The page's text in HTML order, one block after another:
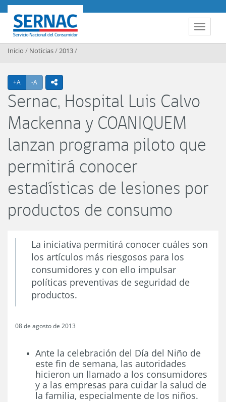
Contenido principal
Toggle
SERNAC
Inicio / Noticias/2013/
+A Agrandar texto
-A Achicar textoicono compartir
Sernac, Hospital Luis Calvo
Mackenna y COANIQUEM
lanzan programa piloto que
permitirá conocer
estadísticas de lesiones por
productos de consumo
La iniciativa permitirá conocer cuáles son
los artículos más riesgosos para los
consumidores y con ello impulsar
políticas preventivas de seguridad de
productos.
08 de agosto de 2013
Ante la celebración del Día del Niño de
este fin de semana, las autoridades
hicieron un llamado a los consumidores
y a las empresas para cuidar la salud de
la familia, especialmente de los niños.